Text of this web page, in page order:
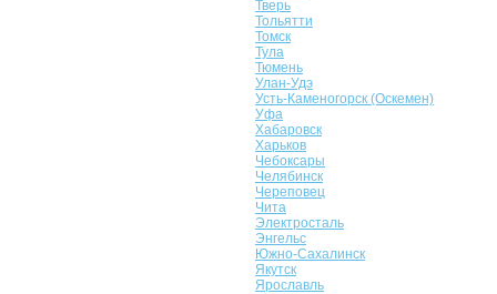
Тверь
Тольятти
Томск
Тула
Тюмень
Улан-Удэ
Усть-Каменогорск (Оскемен)
Уфа
Хабаровск
Харьков
Чебоксары
Челябинск
Череповец
Чита
Электросталь
Энгельс
Южно-Сахалинск
Якутск
Ярославль